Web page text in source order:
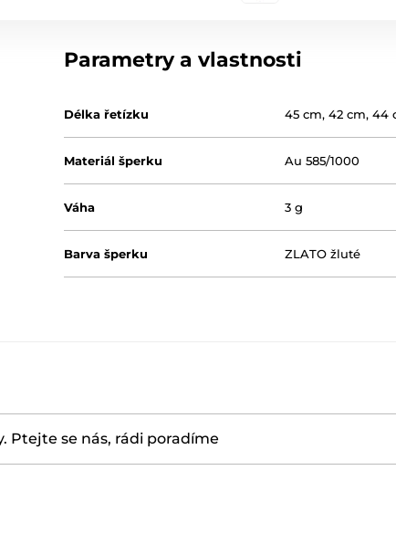
Parametry a vlastnosti
Délka řetízku 45 cm,42 cm,44
Materiál šperku Au 585/1000
Váha 3 g
Barva šperku ZLATO žluté
Ptejte se nás, rádi poradíme